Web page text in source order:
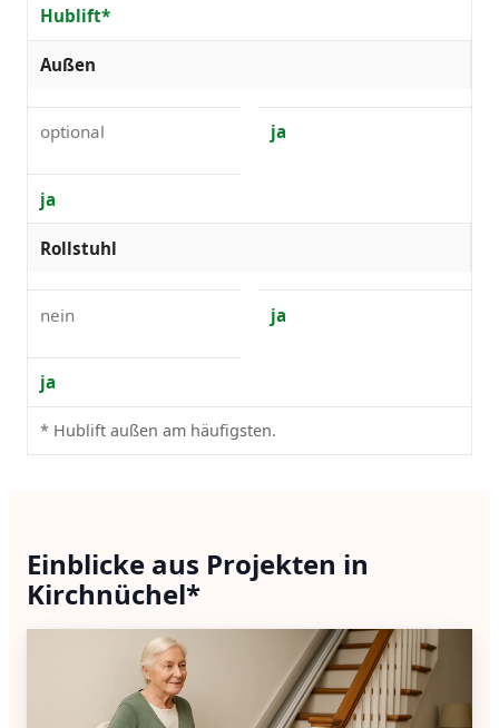
Hublift*
Außen
optional ja
ja
Rollstuhl
nein ja
ja
* Hublift außen am häufigsten.
Einblicke aus Projekten in
Kirchnüchel*